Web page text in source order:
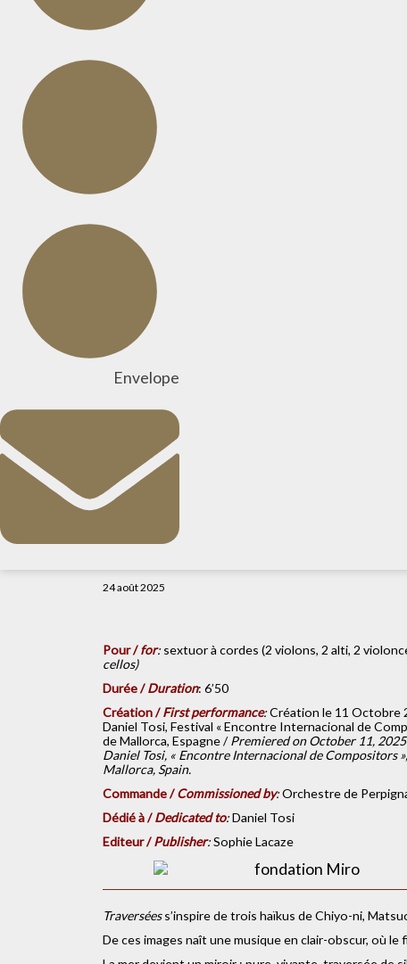
Envelope
24 août 2025
Pour /for:sextuor à cordes (2 violons, 2 alti, 2
cellos)
Durée /Duration: 6’50
Création /First performance:Création le 11 Octobre
Daniel Tosi, Festival « Encontre Internacional de
de Mallorca, Espagne /Premiered on October 11,
Daniel Tosi, « Encontre Internacional de Compositors
Mallorca, Spain.
Commande /Commissioned by:Orchestre de
Dédié à /Dedicated to:Daniel Tosi
Editeur /Publisher:Sophie Lacaze
Traverséess’inspire de trois haïkus de Chiyo-ni,
De ces images naît une musique en clair-obscur, où